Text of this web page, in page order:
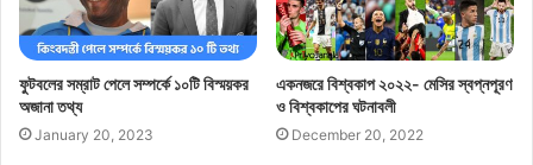
ফুটবলের সম্রাট পেলে সম্পর্কে ১০টি বিস্ময়কর
অজানা তথ্য
January 20, 2023
একনজরে বিশ্বকাপ ২০২২- মেসির স্বপ্নপূরণ
ও বিশ্বকাপের ঘটনাবলী
December 20, 2022